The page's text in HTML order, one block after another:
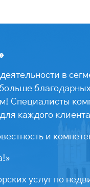
в
каждого
и
услуг по